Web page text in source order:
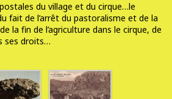
du village et du cirque…le
fait de l’arrêt du pastoralisme et de la
la fin de l’agriculture dans le cirque, de
ses droits…